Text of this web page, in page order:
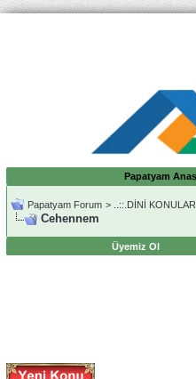
Papatyam
Papatyam Forum > ..::.DİNİ
Cehennem
Üyemiz Ol